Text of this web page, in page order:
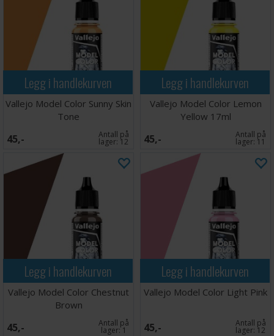
Legg i handlekurven
Vallejo Model Color Sunny Skin
Tone
45,- Antall på
lager: 12
Legg i handlekurven
Vallejo Model Color Lemon
Yellow 17ml
45,- Antall på
lager: 11
Legg i handlekurven
Vallejo Model Color Chestnut
Brown
45,- Antall på
lager:1
Legg i handlekurven
Vallejo Model Color Light Pink
45,- Antall på
lager: 12